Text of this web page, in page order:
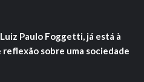
Paulo Foggetti, já está à
sobre uma sociedade